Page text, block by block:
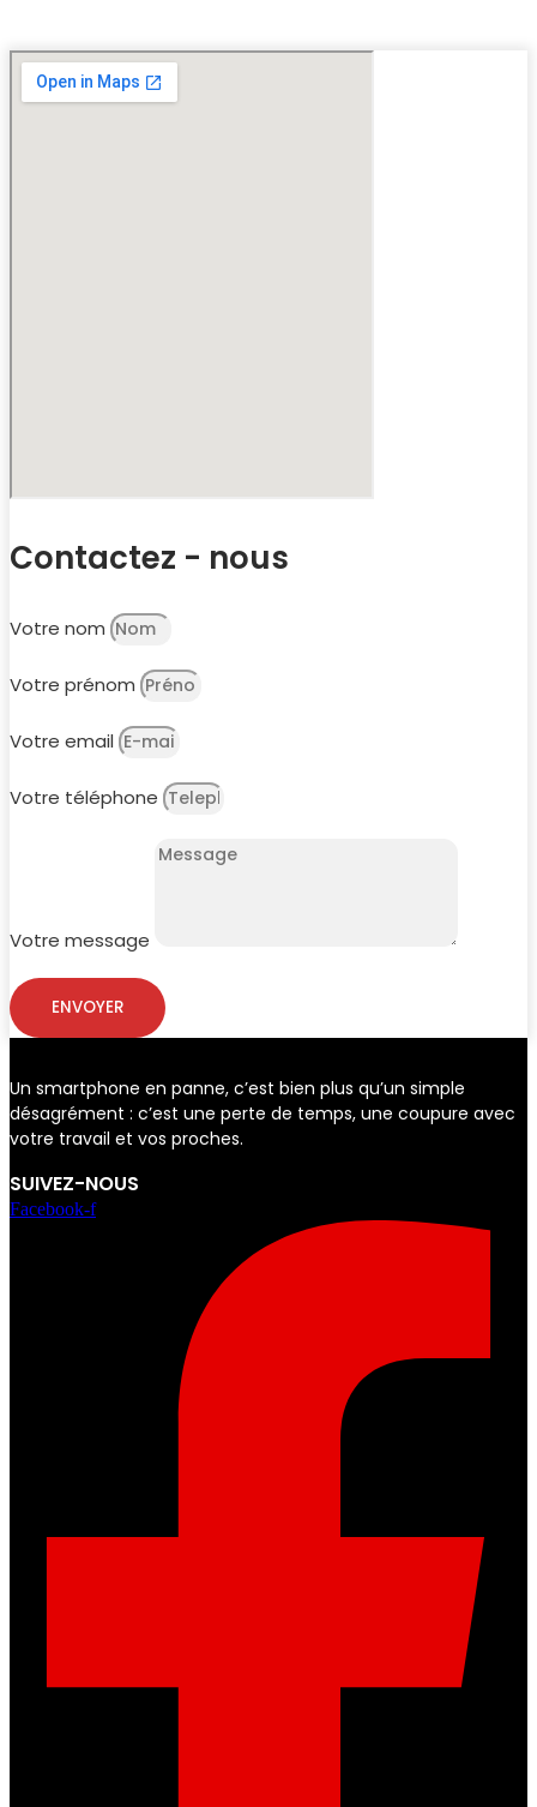
Contactez - nous
Votre nom
Votre prénom
Votre email
Votre téléphone
Votre message
ENVOYER
Un smartphone en panne, c’est bien plus qu’un simple
désagrément : c’est une perte de temps, une coupure avec
votre travail et vos proches.
SUIVEZ-NOUS
Facebook-f